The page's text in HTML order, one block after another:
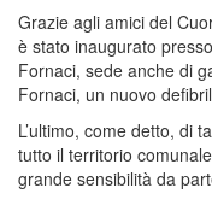
Grazie agli amici del
è stato inaugurato
Fornaci, sede anche di
Fornaci, un nuovo
L’ultimo, come detto, di
tutto il territorio
grande sensibilità da